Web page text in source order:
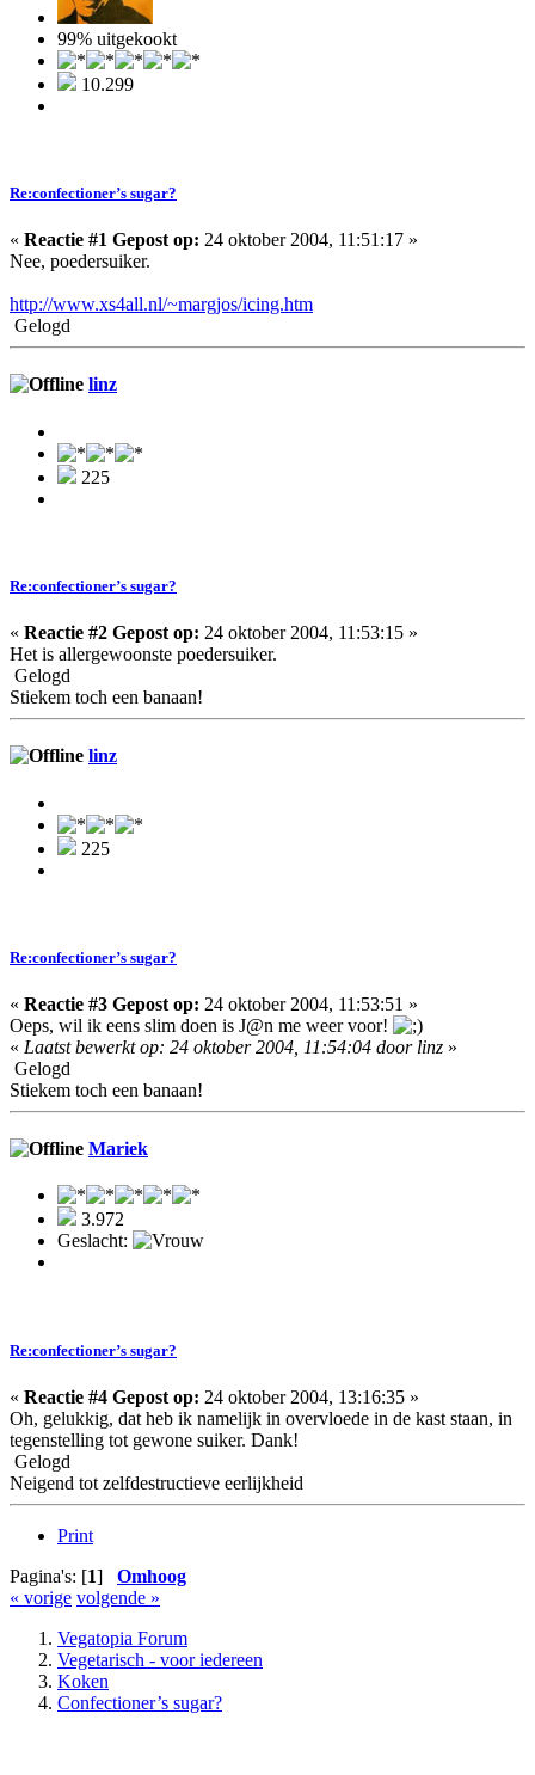
99% uitgekookt
10.299
Re:confectioner’s sugar?
« Reactie #1 Gepost op: 24 oktober 2004, 11:51:17 »
Nee, poedersuiker.
http://www.xs4all.nl/~margjos/icing.htm
Gelogd
linz
225
Re:confectioner’s sugar?
« Reactie #2 Gepost op: 24 oktober 2004, 11:53:15 »
Het is allergewoonste poedersuiker.
Gelogd
Stiekem toch een banaan!
linz
225
Re:confectioner’s sugar?
« Reactie #3 Gepost op: 24 oktober 2004, 11:53:51 »
Oeps, wil ik eens slim doen is J@n me weer voor!
« Laatst bewerkt op: 24 oktober 2004, 11:54:04 door linz »
Gelogd
Stiekem toch een banaan!
Mariek
3.972
Geslacht:
Re:confectioner’s sugar?
« Reactie #4 Gepost op: 24 oktober 2004, 13:16:35 »
Oh, gelukkig, dat heb ik namelijk in overvloede in de kast staan, in
tegenstelling tot gewone suiker. Dank!
Gelogd
Neigend tot zelfdestructieve eerlijkheid
Print
Pagina's: [1] Omhoog
« vorige volgende »
Vegatopia Forum
Vegetarisch - voor iedereen
Koken
Confectioner’s sugar?